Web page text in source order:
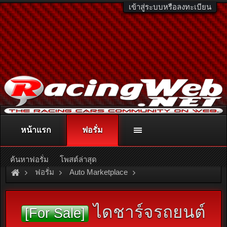
เข้าสู่ระบบหรือลงทะเบียน
ติดต่อลงโฆษณา racingweb@gmail.comหรือโทร. 081-811-1138
หรืออ่านรายละเอียดเพิ่มเติม คลิกที่นี่
ฟอรั่ม Auto Marketplace
Engines & Performance parts
[For Sale] ไดชาร์จรถยนต์
หน้าแรก ฟอรั่ม
ค้นหาฟอรั่ม โพสต์ล่าสุด